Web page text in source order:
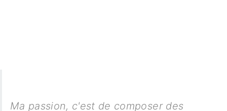
Ma passion, c'est de composer des